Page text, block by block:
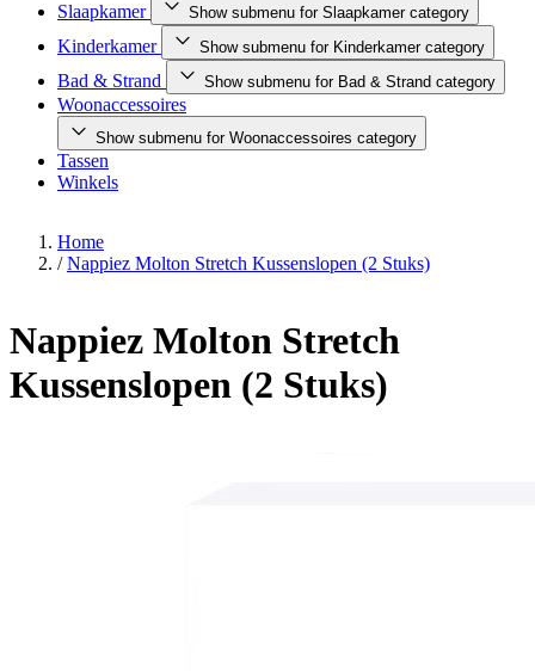
Slaapkamer Show submenu for Slaapkamer category
Kinderkamer Show submenu for Kinderkamer category
Bad & Strand Show submenu for Bad & Strand category
Woonaccessoires
Show submenu for Woonaccessoires category
Tassen
Winkels
Home
/ Nappiez Molton Stretch Kussenslopen (2 Stuks)
Nappiez Molton Stretch
Kussenslopen (2 Stuks)